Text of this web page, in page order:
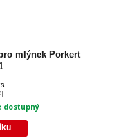
mlýnek Porkert
dostupný